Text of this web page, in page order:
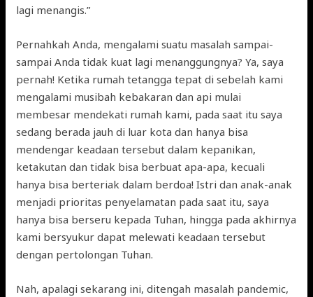
lagi menangis.”
Pernahkah Anda, mengalami suatu masalah sampai-
sampai Anda tidak kuat lagi menanggungnya? Ya, saya
pernah! Ketika rumah tetangga tepat di sebelah kami
mengalami musibah kebakaran dan api mulai
membesar mendekati rumah kami, pada saat itu saya
sedang berada jauh di luar kota dan hanya bisa
mendengar keadaan tersebut dalam kepanikan,
ketakutan dan tidak bisa berbuat apa-apa, kecuali
hanya bisa berteriak dalam berdoa! Istri dan anak-anak
menjadi prioritas penyelamatan pada saat itu, saya
hanya bisa berseru kepada Tuhan, hingga pada akhirnya
kami bersyukur dapat melewati keadaan tersebut
dengan pertolongan Tuhan.
Nah, apalagi sekarang ini, ditengah masalah pandemic,